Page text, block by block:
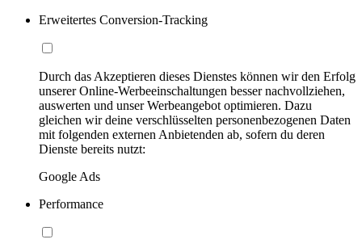
Erweitertes Conversion-Tracking
Durch das Akzeptieren dieses Dienstes können wir den Erfolg
unserer Online-Werbeeinschaltungen besser nachvollziehen,
auswerten und unser Werbeangebot optimieren. Dazu
gleichen wir deine verschlüsselten personenbezogenen Daten
mit folgenden externen Anbietenden ab, sofern du deren
Dienste bereits nutzt:
Google Ads
Performance